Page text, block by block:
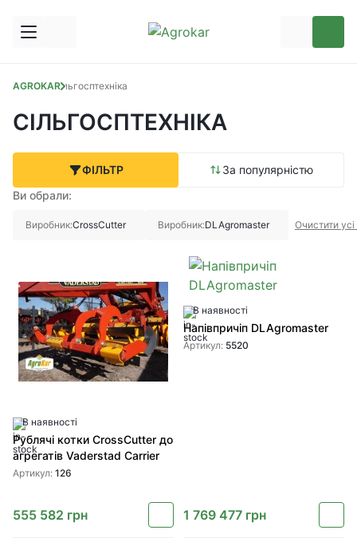
AGROKARСільгосптехніка
СІЛЬГОСПТЕХНІКА
ФІЛЬТР
За популярністю
Ви обрали:
Виробник:CrossCutter Виробник:DLAgromaster Очистити усі
В наявності
Рублячі котки CrossCutter до
агрегатів Vaderstad Carrier
Артикул: 126
555 582 грн
В наявності
Напівпричіп DLAgromaster
Артикул: 5520
1 769 477 грн